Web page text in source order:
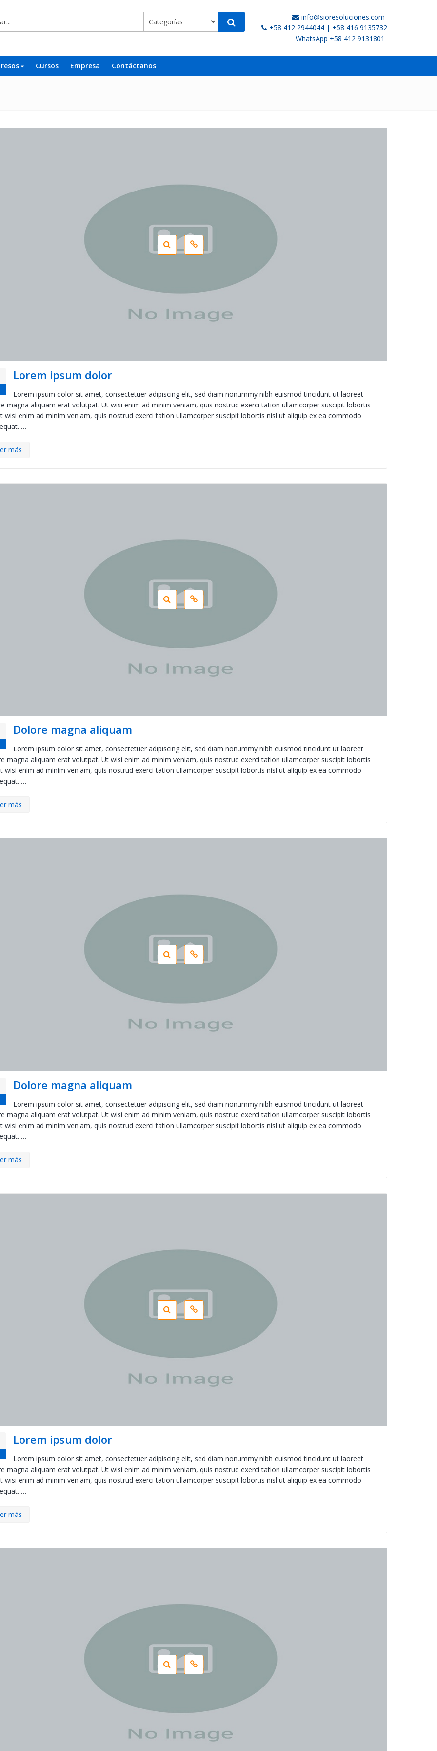
info@sioresoluciones.com
+58 412 2944044 | +58 416 9135732
WhatsApp +58 412 9131801
Cursos Empresa Contáctanos
Lorem ipsum dolor
Lorem ipsum dolor sit amet, consectetuer adipiscing elit, sed diam nonummy nibh euismod tincidunt ut laoreet
magna aliquam erat volutpat. Ut wisi enim ad minim veniam, quis nostrud exerci tation ullamcorper suscipit lobortis
wisi enim ad minim veniam, quis nostrud exerci tation ullamcorper suscipit lobortis nisl ut aliquip ex ea commodo
…
más
Dolore magna aliquam
Lorem ipsum dolor sit amet, consectetuer adipiscing elit, sed diam nonummy nibh euismod tincidunt ut laoreet
magna aliquam erat volutpat. Ut wisi enim ad minim veniam, quis nostrud exerci tation ullamcorper suscipit lobortis
wisi enim ad minim veniam, quis nostrud exerci tation ullamcorper suscipit lobortis nisl ut aliquip ex ea commodo
…
más
Dolore magna aliquam
Lorem ipsum dolor sit amet, consectetuer adipiscing elit, sed diam nonummy nibh euismod tincidunt ut laoreet
magna aliquam erat volutpat. Ut wisi enim ad minim veniam, quis nostrud exerci tation ullamcorper suscipit lobortis
wisi enim ad minim veniam, quis nostrud exerci tation ullamcorper suscipit lobortis nisl ut aliquip ex ea commodo
…
más
Lorem ipsum dolor
Lorem ipsum dolor sit amet, consectetuer adipiscing elit, sed diam nonummy nibh euismod tincidunt ut laoreet
magna aliquam erat volutpat. Ut wisi enim ad minim veniam, quis nostrud exerci tation ullamcorper suscipit lobortis
wisi enim ad minim veniam, quis nostrud exerci tation ullamcorper suscipit lobortis nisl ut aliquip ex ea commodo
…
más